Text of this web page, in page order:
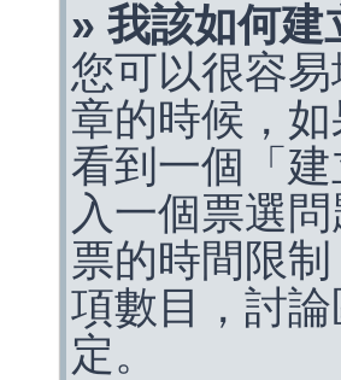
» 我該如何建
您可以很容
章的時候，
看到一個「
入一個票選
票的時間限
項數目，討
定。